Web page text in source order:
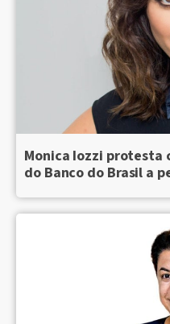
Monica Iozzi protesta
do Banco do Brasil a